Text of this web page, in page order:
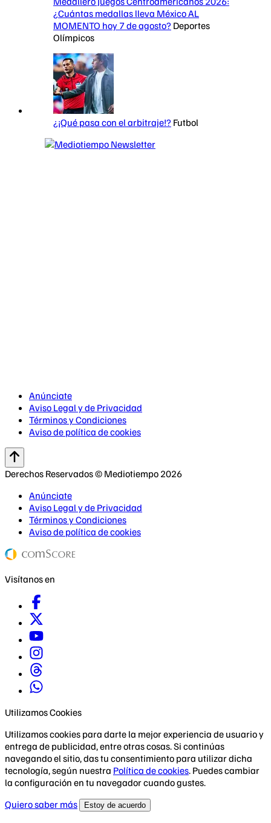
¿Cuántas medallas lleva México AL
MOMENTO hoy 7 de agosto? Deportes
Olímpicos
¿¡Qué pasa con el arbitraje!? Futbol
Anúnciate
Aviso Legal y de Privacidad
Términos y Condiciones
Aviso de política de cookies
Derechos Reservados © Mediotiempo 2026
Anúnciate
Aviso Legal y de Privacidad
Términos y Condiciones
Aviso de política de cookies
Visítanos en
Utilizamos Cookies
Utilizamos cookies para darte la mejor experiencia de usuario y
entrega de publicidad, entre otras cosas. Si continúas
navegando el sitio, das tu consentimiento para utilizar dicha
tecnología, según nuestra Política de cookies. Puedes cambiar
la configuración en tu navegador cuando gustes.
Quiero saber más
Estoy de acuerdo